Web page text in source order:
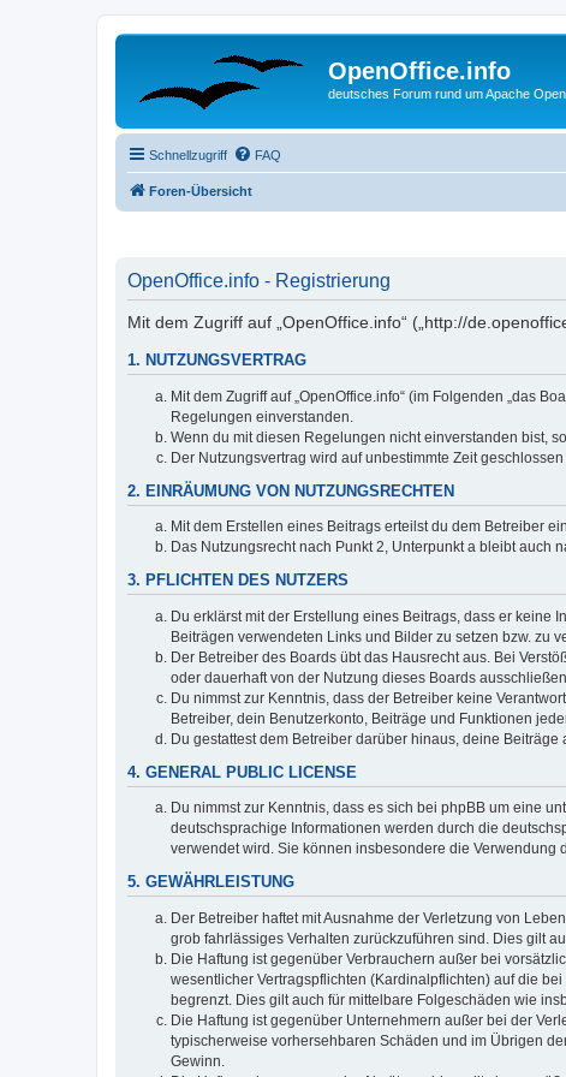
OpenOffice.info
deutsches Forum rund um Apache
Schnellzugriff FAQ
Foren-Übersicht
OpenOffice.info - Registrierung
Mit dem Zugriff auf „OpenOffice.info“ („http://
1. NUTZUNGSVERTRAG
Mit dem Zugriff auf „OpenOffice.info“ (im Folgenden „das
Regelungen einverstanden.
Wenn du mit diesen Regelungen nicht einverstanden bist,
Der Nutzungsvertrag wird auf unbestimmte Zeit
2. EINRÄUMUNG VON NUTZUNGSRECHTEN
Mit dem Erstellen eines Beitrags erteilst du dem Betreiber
Das Nutzungsrecht nach Punkt 2, Unterpunkt a bleibt auch
3. PFLICHTEN DES NUTZERS
Du erklärst mit der Erstellung eines Beitrags, dass er keine
Beiträgen verwendeten Links und Bilder zu setzen bzw. zu
Der Betreiber des Boards übt das Hausrecht aus. Bei
oder dauerhaft von der Nutzung dieses Boards
Du nimmst zur Kenntnis, dass der Betreiber keine
Betreiber, dein Benutzerkonto, Beiträge und Funktionen
Du gestattest dem Betreiber darüber hinaus, deine
4. GENERAL PUBLIC LICENSE
Du nimmst zur Kenntnis, dass es sich bei phpBB um eine
deutschsprachige Informationen werden durch die
verwendet wird. Sie können insbesondere die Verwendung
5. GEWÄHRLEISTUNG
Der Betreiber haftet mit Ausnahme der Verletzung von
grob fahrlässiges Verhalten zurückzuführen sind. Dies gilt
Die Haftung ist gegenüber Verbrauchern außer bei
wesentlicher Vertragspflichten (Kardinalpflichten) auf die
begrenzt. Dies gilt auch für mittelbare Folgeschäden wie
Die Haftung ist gegenüber Unternehmern außer bei der
typischerweise vorhersehbaren Schäden und im Übrigen
Gewinn.